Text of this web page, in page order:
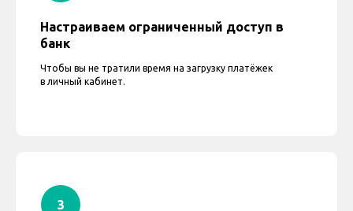
Настраиваем ограниченный доступ в
банк
Чтобы вы не тратили время на загрузку платёжек
в личный кабинет.